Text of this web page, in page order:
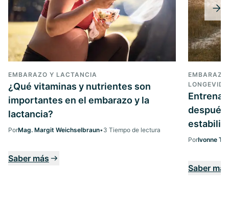
EMBARAZO Y LACTANCIA
¿Qué vitaminas y nutrientes son
importantes en el embarazo y la
lactancia?
PorMag. Margit Weichselbraun•3 Tiempo de lectura
Saber más
después
PorIvonne
Saber más